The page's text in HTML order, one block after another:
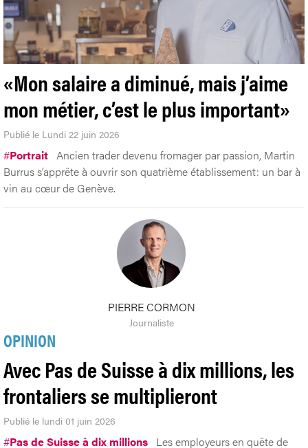
«Mon salaire a diminué, mais j’aime
mon métier, c’est le plus important»
Publié le Lundi 22 juin 2026
#Portrait Ancien trader devenu fromager par passion, Martin
Burrus s’apprête à ouvrir son quatrième établissement: un bar à
vin au cœur de Genève.
PIERRE CORMON
Journaliste
OPINION
Avec Pas de Suisse à dix millions, les
frontaliers se multiplieront
Publié le lundi 01 juin 2026
#Pas de Suisse à dix millions Les employeurs en quête de